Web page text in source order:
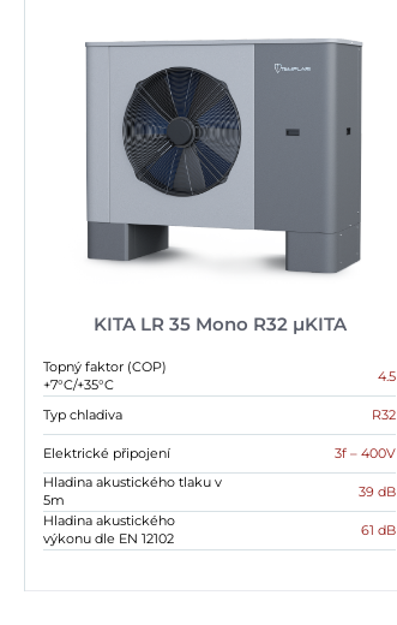
KITA LR 35 Mono R32 µKITA
Topný faktor (COP)
+7°C/+35°C
4.5
Typ chladiva R32
Elektrické připojení
3f – 400V
Hladina akustického tlaku v
5m
39 dB
Hladina akustického
výkonu dle EN 12102
61 dB